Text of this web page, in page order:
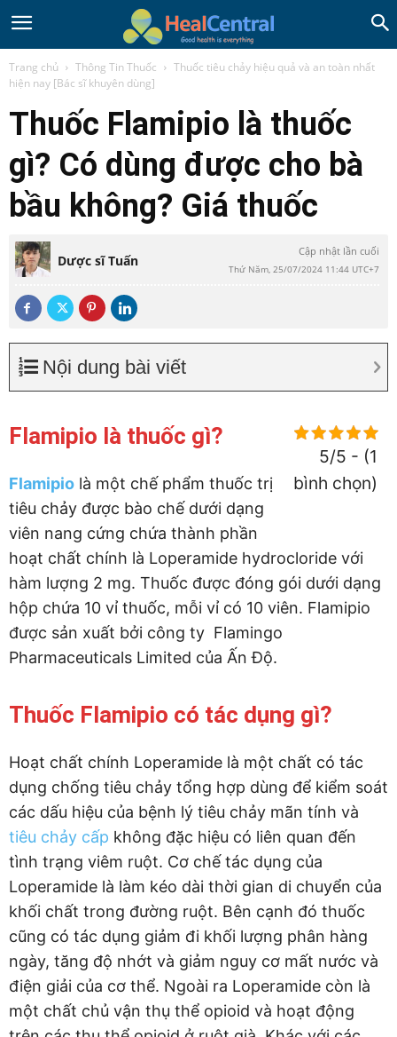
Trang chủ Thông Tin Thuốc
Thuốc tiêu chảy hiệu quả và an toàn nhất
hiện nay [Bác sĩ khuyên dùng]
Thuốc Flamipio là thuốc
gì? Có dùng được cho bà
bầu không? Giá thuốc
Dược sĩ Tuấn
Cập nhật lần cuối
Thứ Năm, 25/07/2024 11:44 UTC+7
Nội dung bài viết
5/5 - (1
bình chọn)
Flamipio là thuốc gì?
Flamipio là một chế phẩm thuốc trị
tiêu chảy được bào chế dưới dạng
viên nang cứng chứa thành phần
hoạt chất chính là Loperamide hydrocloride với
hàm lượng 2 mg. Thuốc được đóng gói dưới dạng
hộp chứa 10 vỉ thuốc, mỗi vỉ có 10 viên. Flamipio
được sản xuất bởi công ty Flamingo
Pharmaceuticals Limited của Ấn Độ.
Thuốc Flamipio có tác dụng gì?
Hoạt chất chính Loperamide là một chất có tác
dụng chống tiêu chảy tổng hợp dùng để kiểm soát
các dấu hiệu của bệnh lý tiêu chảy mãn tính và
tiêu chảy cấp không đặc hiệu có liên quan đến
tình trạng viêm ruột. Cơ chế tác dụng của
Loperamide là làm kéo dài thời gian di chuyển của
khối chất trong đường ruột. Bên cạnh đó thuốc
cũng có tác dụng giảm đi khối lượng phân hàng
ngày, tăng độ nhớt và giảm nguy cơ mất nước và
điện giải của cơ thể. Ngoài ra Loperamide còn là
một chất chủ vận thụ thể opioid và hoạt động